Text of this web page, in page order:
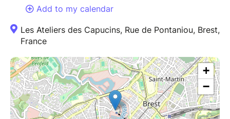
Add to my calendar
Les Ateliers des Capucins, Rue de Pontaniou, Brest,
France
+
−